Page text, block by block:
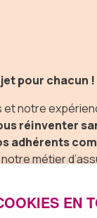
pour chacun !
et notre
réinventer
adhérents
métier
les
de notre
EN